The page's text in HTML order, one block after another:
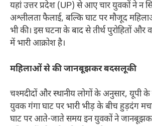
यहां उत्तर प्रदेश (UP) से आए चार युवकों ने न
अश्लीलता फैलाई, बल्कि घाट पर मौजूद
भी की। इस घटना के बाद से तीर्थ पुरोहितों और
में भारी आक्रोश है।
महिलाओं से की जानबूझकर बदसलूकी
चश्मदीदों और स्थानीय लोगों के अनुसार, यूपी के
युवक गंगा घाट पर भारी भीड़ के बीच हुड़दंग
घाट पर आते-जाते समय इन युवकों ने